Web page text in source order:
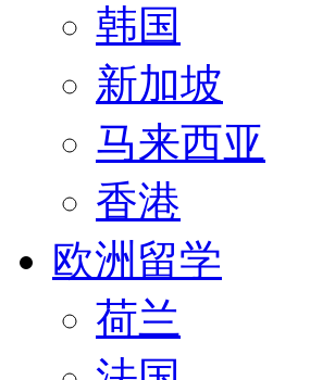
韩国
新加坡
马来西亚
香港
欧洲留学
荷兰